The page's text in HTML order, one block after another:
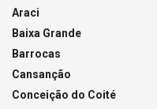
Araci
Baixa Grande
Barrocas
Cansanção
Conceição do Coité